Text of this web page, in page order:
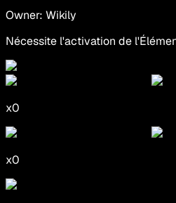
Owner: Wikily
Nécessite l'activation de
x0
x0